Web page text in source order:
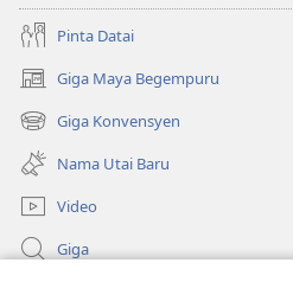
Pinta Datai
Giga Maya Begempuru
(opens
new
window)
Giga Konvensyen
(opens
new
window)
Nama Utai Baru
Video
Giga